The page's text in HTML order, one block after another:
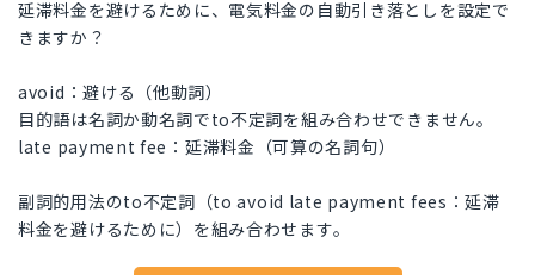
延滞料金を避けるために、電気料金の自動引き落としを設定で
きますか？
avoid：避ける（他動詞）
目的語は名詞か動名詞でto不定詞を組み合わせできません。
late payment fee：延滞料金（可算の名詞句）
副詞的用法のto不定詞（to avoid late payment fees：延滞
料金を避けるために）を組み合わせます。